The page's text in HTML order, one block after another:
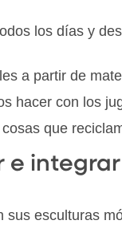
los días y
a partir de
hacer con los
que
e integrar
sus esculturas